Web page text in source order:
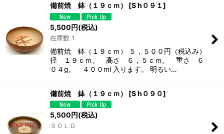
備前焼 鉢（１９ｃｍ） [S h０９１]
5,500円(税込)
在庫数 1
備前焼 鉢（１９ｃｍ） ５，５００円（税込み）
径 １９ｃｍ。 高さ ６，５ｃｍ。 重さ ６
０４g。 ４００ml 入ります。 明るい…
備前焼 鉢（１９ｃｍ） [S h０９０]
5,500円(税込)
ＳＯＬＤ